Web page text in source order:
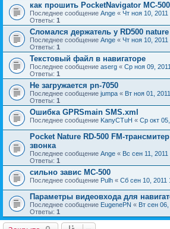
как прошить PocketNavigator MC-500
Последнее сообщение Ange « Чт ноя 10, 2011
Ответы: 1
Сломался держатель у RD500 nature
Последнее сообщение Ange « Чт ноя 10, 2011
Ответы: 1
Текстовый файл в навигаторе
Последнее сообщение aserg « Ср ноя 09,
Ответы: 1
Не загружается pn-7050
Последнее сообщение jumpa « Вт ноя 01,
Ответы: 1
Ошибка GPRSmain SMS.xml
Последнее сообщение KanyCTuH « Ср окт
Pocket Nature RD-500 FM-
звонка
Последнее сообщение Ange « Вс сен 11, 2011
Ответы: 1
сильно завис MC-500
Последнее сообщение Pulh « Сб сен 10, 2011
Параметры видеовхода для
Последнее сообщение EugenePN « Вт сен
Ответы: 1